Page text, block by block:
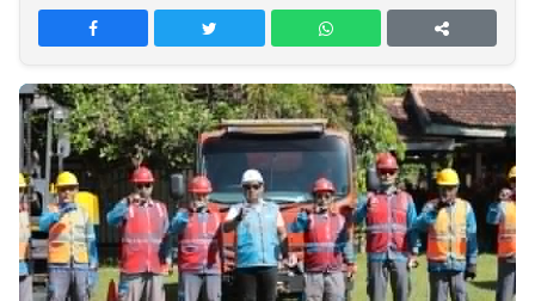
PT
TREETAN
INDONESIA
Partner
Insight
NTB
Suara
Time
Lens
IDN
Daily
Jogja
Jalan
Rakyat
Idealita
News
Kita
Notice
Dinamikapost.com
Radar
Baru
Seedbacklink